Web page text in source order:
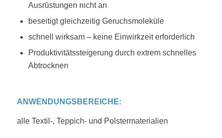
Ausrüstungen nicht an
beseitigt gleichzeitig Geruchsmoleküle
schnell wirksam – keine Einwirkzeit erforderlich
Produktivitätssteigerung durch extrem schnelles
Abtrocknen
ANWENDUNGSBEREICHE:
alle Textil-, Teppich- und Polstermaterialien